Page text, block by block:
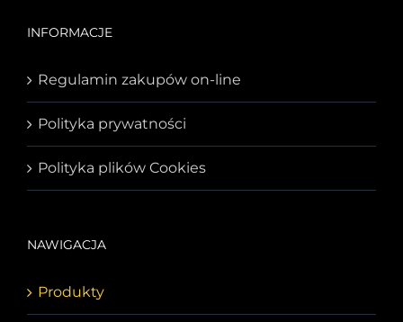
INFORMACJE
Regulamin zakupów on-line
Polityka prywatności
Polityka plików Cookies
NAWIGACJA
Produkty